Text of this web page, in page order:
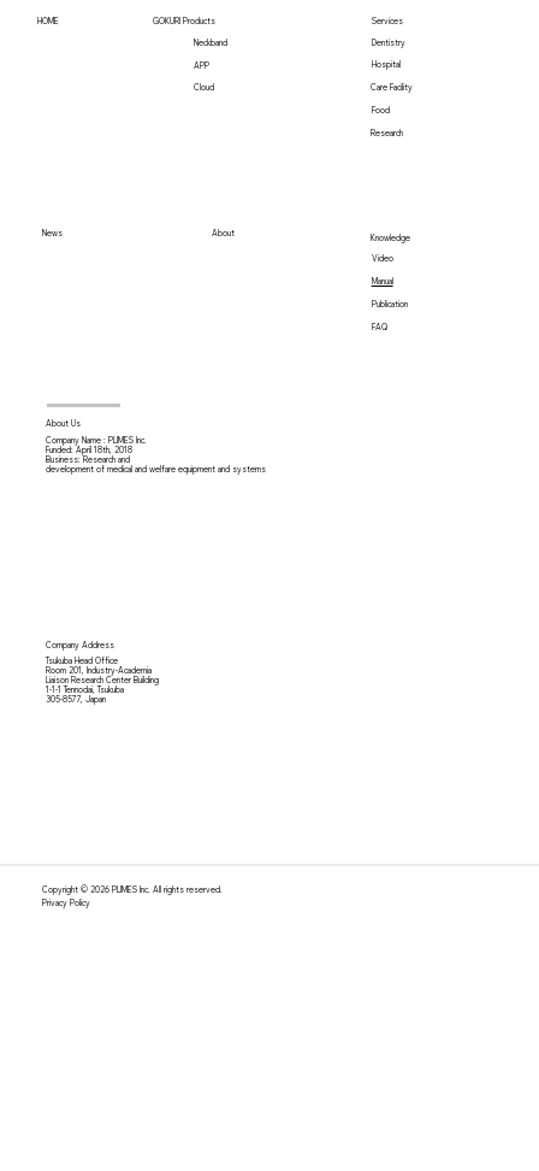
HOME GOKURI Products
APP
Neckband
Cloud
Services
Dentistry
Hospital
Care Facility
Food
Research
News About
Knowledge
Video
Manual
Publication
FAQ
About Us
Company Name : PLIMES Inc.
Funded: April 18th,2018
Business: Research and
development of medical and welfare equipment and systems
Company Address
Tsukuba Head Office
Room 201, Industry-Academia
Liaison Research Center Building
1-1-1 Tennodai, Tsukuba
305-8577, Japan
Copyright © 2026 PLIMES Inc. All rights reserved.
Privacy Policy